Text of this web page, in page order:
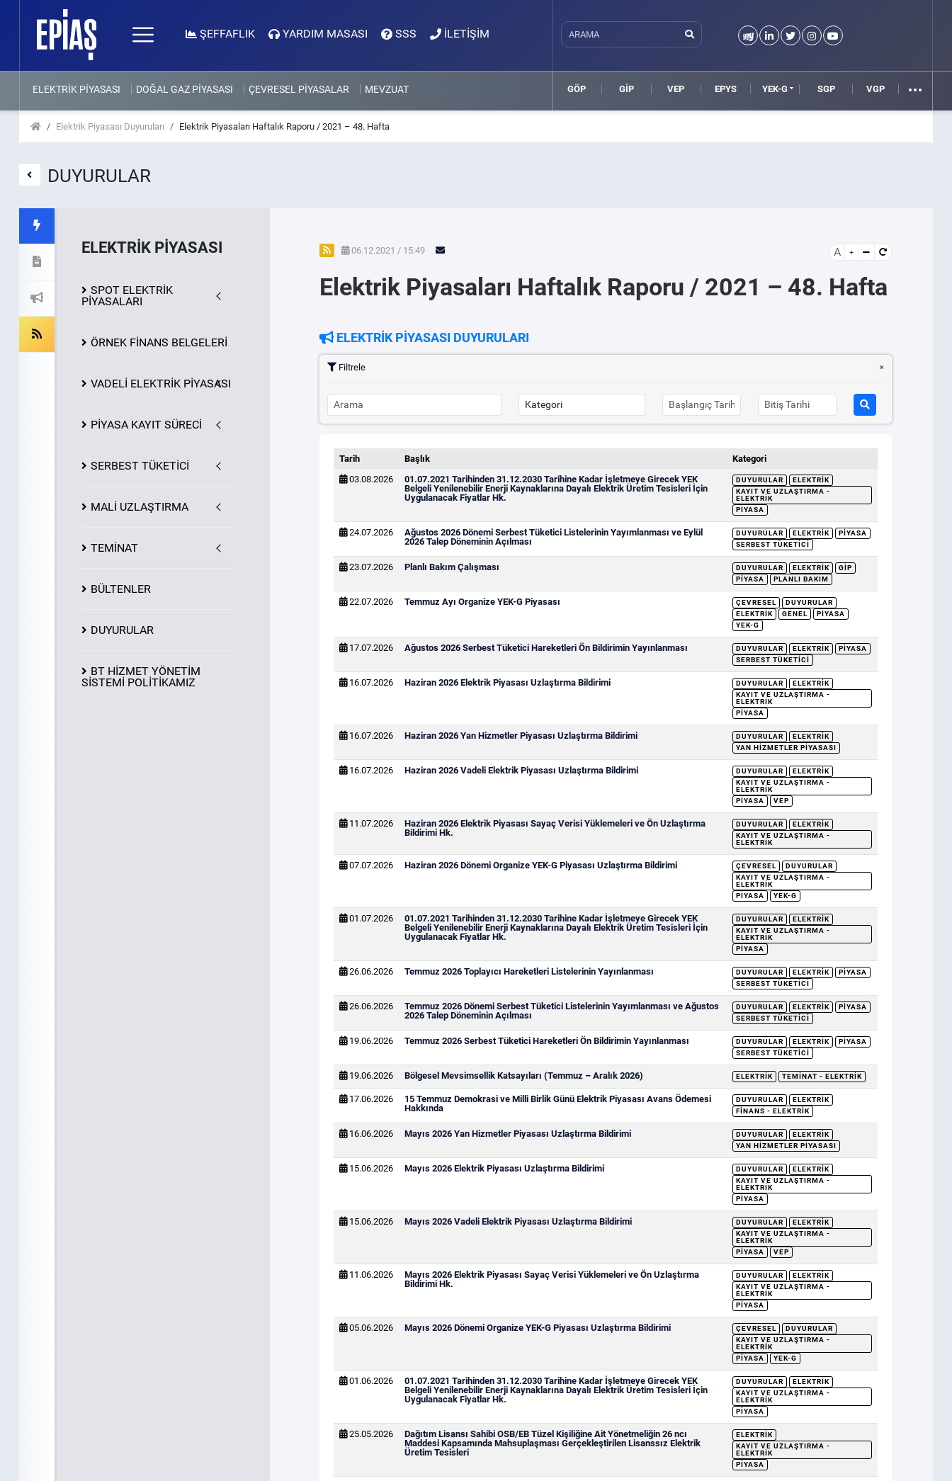
ŞEFFAFLIK YARDIM MASASI SSS İLETİŞİM
ELEKTRİK PİYASASI DOĞAL GAZ PİYASASI ÇEVRESEL PİYASALAR MEVZUAT GÖP GİP VEP EPYS YEK-G SGP VGP
Elektrik Piyasası Duyuruları Elektrik Piyasaları Haftalık Raporu / 2021 – 48. Hafta
DUYURULAR
ELEKTRİK PİYASASI
SPOT ELEKTRİK
PİYASALARI
ÖRNEK FİNANS BELGELERİ
VADELİ ELEKTRİK PİYASASI
PİYASAKAYIT SÜRECİ
SERBEST TÜKETİCİ
MALİ UZLAŞTIRMA
TEMİNAT
BÜLTENLER
DUYURULAR
BT HİZMET YÖNETİM
SİSTEMİ POLİTİKAMIZ
06.12.2021 / 15:49 A
Elektrik Piyasaları Haftalık Raporu / 2021 – 48. Hafta
ELEKTRİK PİYASASI DUYURULARI
Filtrele
Tarih Başlık
Kategori
03.08.2026
01.07.2021 Tarihinden 31.12.2030 Tarihine Kadar İşletmeye Girecek YEK
Belgeli Yenilenebilir Enerji Kaynaklarına Dayalı Elektrik Üretim Tesisleri İçin
Uygulanacak Fiyatlar Hk.
DUYURULAR
ELEKTRIK
KAYIT VE UZLAŞTIRMA -
ELEKTRIK
PIYASA
24.07.2026
Ağustos 2026 Dönemi Serbest Tüketici Listelerinin Yayımlanması ve Eylül
2026 Talep Döneminin Açılması
DUYURULAR ELEKTRIK
PIYASA
SERBEST TÜKETICI
23.07.2026 Planlı Bakım Çalışması DUYURULAR ELEKTRIK
GİP
PIYASA
PLANLI BAKIM
22.07.2026 Temmuz Ayı Organize YEK-G Piyasası ÇEVRESEL
DUYURULAR
ELEKTRIK
GENEL
PIYASA
YEK-G
17.07.2026 Ağustos 2026 Serbest Tüketici Hareketleri Ön Bildirimin Yayınlanması DUYURULAR ELEKTRIK
PIYASA
SERBEST TÜKETICI
16.07.2026 Haziran 2026 Elektrik Piyasası Uzlaştırma Bildirimi DUYURULAR
ELEKTRIK
KAYIT VE UZLAŞTIRMA -
ELEKTRIK
PIYASA
16.07.2026 Haziran 2026 Yan Hizmetler Piyasası Uzlaştırma Bildirimi DUYURULAR
ELEKTRIK
YAN HIZMETLER PIYASASI
16.07.2026 Haziran 2026 Vadeli Elektrik Piyasası Uzlaştırma Bildirimi DUYURULAR
ELEKTRIK
KAYIT VE UZLAŞTIRMA -
ELEKTRIK
PIYASA
VEP
11.07.2026
Haziran 2026 Elektrik Piyasası Sayaç Verisi Yüklemeleri ve Ön Uzlaştırma
Bildirimi Hk.
DUYURULAR
ELEKTRIK
KAYIT VE UZLAŞTIRMA -
ELEKTRIK
07.07.2026 Haziran 2026 Dönemi Organize YEK-G Piyasası Uzlaştırma Bildirimi ÇEVRESEL
DUYURULAR
KAYIT VE UZLAŞTIRMA -
ELEKTRIK
PIYASA
YEK-G
01.07.2026
01.07.2021 Tarihinden 31.12.2030 Tarihine Kadar İşletmeye Girecek YEK
Belgeli Yenilenebilir Enerji Kaynaklarına Dayalı Elektrik Üretim Tesisleri İçin
Uygulanacak Fiyatlar Hk.
DUYURULAR
ELEKTRIK
KAYIT VE UZLAŞTIRMA -
ELEKTRIK
PIYASA
26.06.2026 Temmuz 2026 Toplayıcı Hareketleri Listelerinin Yayınlanması DUYURULAR ELEKTRIK
PIYASA
SERBEST TÜKETICI
26.06.2026
Temmuz 2026 Dönemi Serbest Tüketici Listelerinin Yayımlanması ve Ağustos
2026 Talep Döneminin Açılması
DUYURULAR ELEKTRIK
PIYASA
SERBEST TÜKETICI
19.06.2026 Temmuz 2026 Serbest Tüketici Hareketleri Ön Bildirimin Yayınlanması DUYURULAR ELEKTRIK
PIYASA
SERBEST TÜKETICI
19.06.2026 Bölgesel Mevsimsellik Katsayıları (Temmuz – Aralık 2026) ELEKTRIK TEMINAT - ELEKTRIK
17.06.2026
15 Temmuz Demokrasi ve Milli Birlik Günü Elektrik Piyasası Avans Ödemesi
Hakkında
DUYURULAR
ELEKTRIK
FINANS - ELEKTRIK
16.06.2026 Mayıs 2026 Yan Hizmetler Piyasası Uzlaştırma Bildirimi DUYURULAR
ELEKTRIK
YAN HIZMETLER PIYASASI
15.06.2026 Mayıs 2026 Elektrik Piyasası Uzlaştırma Bildirimi DUYURULAR
ELEKTRIK
KAYIT VE UZLAŞTIRMA -
ELEKTRIK
PIYASA
15.06.2026 Mayıs 2026 Vadeli Elektrik Piyasası Uzlaştırma Bildirimi DUYURULAR
ELEKTRIK
KAYIT VE UZLAŞTIRMA -
ELEKTRIK
PIYASA
VEP
11.06.2026
Mayıs 2026 Elektrik Piyasası Sayaç Verisi Yüklemeleri ve Ön Uzlaştırma
Bildirimi Hk.
DUYURULAR
ELEKTRIK
KAYIT VE UZLAŞTIRMA -
ELEKTRIK
PIYASA
05.06.2026 Mayıs 2026 Dönemi Organize YEK-G Piyasası Uzlaştırma Bildirimi ÇEVRESEL
DUYURULAR
KAYIT VE UZLAŞTIRMA -
ELEKTRIK
PIYASA
YEK-G
01.06.2026
01.07.2021 Tarihinden 31.12.2030 Tarihine Kadar İşletmeye Girecek YEK
Belgeli Yenilenebilir Enerji Kaynaklarına Dayalı Elektrik Üretim Tesisleri İçin
Uygulanacak Fiyatlar Hk.
DUYURULAR
ELEKTRIK
KAYIT VE UZLAŞTIRMA -
ELEKTRIK
PIYASA
25.05.2026
Dağıtım Lisansı Sahibi OSB/EB Tüzel Kişiliğine Ait Yönetmeliğin 26 ncı
Maddesi Kapsamında Mahsuplaşması Gerçekleştirilen Lisanssız Elektrik
Üretim Tesisleri
ELEKTRIK
KAYIT VE UZLAŞTIRMA -
ELEKTRIK
PIYASA